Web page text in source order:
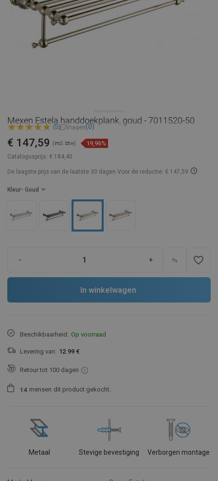
Mexen Estela handdoekplank, goud - 7011520-50
(5) Vragen(0)
Catalogusprijs: € 184,40
€ 147,59 (incl. btw) 19,96%
De laagste prijs van de laatste 30 dagen Voor de reductie: € 147,59
Kleur - Goud
- + favorite_border
In winkelwagen
Beschikbaarheid: Op voorraad
Levering van: 12.99 €
Retour tot 100 dagen
1 4 mensen dit product gekocht.
Metaal Stevige bevestiging Verborgen montage